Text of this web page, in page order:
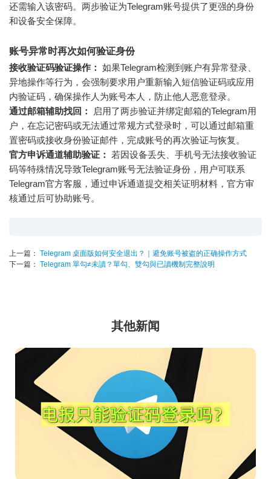
还需输入该密码。两步验证为Telegram账号提供了更强的身份
和设备安全保障。
账号异常时再次如何验证身份
接收验证码验证操作： 如果Telegram检测到账户有异常登录、
异地操作等行为，会强制要求用户重新输入短信验证码或应用
内验证码，确保操作人为账号本人，防止他人恶意登录。
通过邮箱辅助找回：
启用了两步验证并绑定邮箱的Telegram用
户，在忘记密码或无法通过常规方式登录时，可以通过邮箱重
置密码或接收身份验证邮件，完成账号的再次验证与恢复。
官方申诉通道辅助验证：
若因设备丢失、手机号无法接收验证
码等特殊情况导致Telegram账号无法验证身份，用户可联系
Telegram官方客服，通过申诉通道提交相关证明材料，官方审
核通过后可协助账号。
上一篇： Telegram 桌面版如何安全退出？｜避免账号被盗的正确操作方式
下一篇： Telegram 單勾≠未讀？單勾、雙勾與已讀機制完整說明
其他新闻